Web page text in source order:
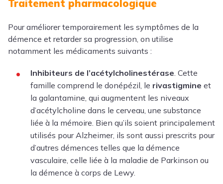
Traitement pharmacologique
Pour améliorer temporairement les symptômes de la
démence et retarder sa progression, on utilise
notamment les médicaments suivants :
Inhibiteurs de l’acétylcholinestérase . Cette
famille comprend le donépézil, le rivastigmine et
la galantamine, qui augmentent les niveaux
d’acétylcholine dans le cerveau, une substance
liée à la mémoire. Bien qu’ils soient principalement
utilisés pour Alzheimer, ils sont aussi prescrits pour
d’autres démences telles que la démence
vasculaire, celle liée à la maladie de Parkinson ou
la démence à corps de Lewy.